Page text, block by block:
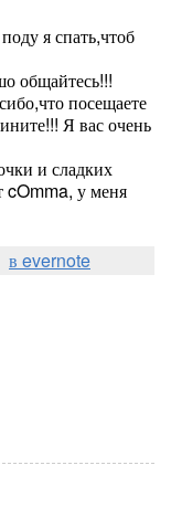
я спать,чтоб
общайтесь!!!
посещаете
Я вас очень
и сладких
cOmma, у меня
в evernote